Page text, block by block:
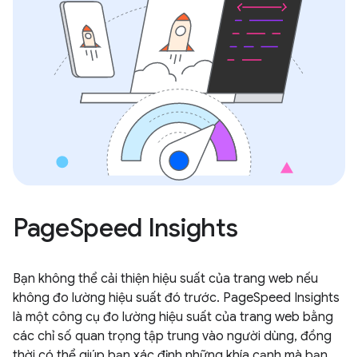
PageSpeed Insights
Bạn không thể cải thiện hiệu suất của trang web nếu
không đo lường hiệu suất đó trước. PageSpeed Insights
là một công cụ đo lường hiệu suất của trang web bằng
các chỉ số quan trọng tập trung vào người dùng, đồng